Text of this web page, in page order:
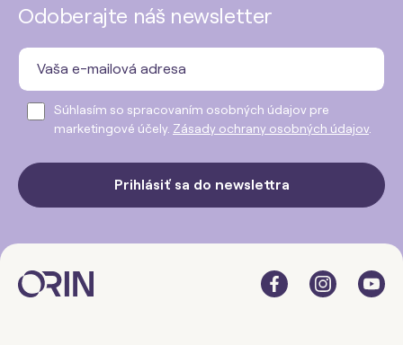
Odoberajte náš newsletter
Súhlasím so spracovaním osobných údajov pre
marketingové účely. Zásady ochrany osobných údajov.
Prihlásiť sa do newslettra